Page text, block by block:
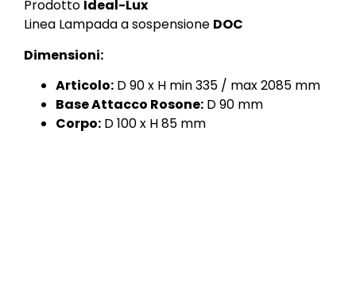
Prodotto Ideal-Lux
Linea Lampada a sospensione DOC
Dimensioni:
Articolo: D 90 x H min 335 / max 2085 mm
Base Attacco Rosone: D 90 mm
Corpo: D 100 x H 85 mm